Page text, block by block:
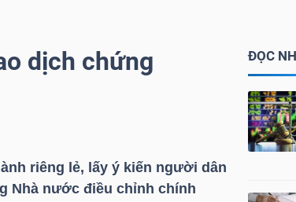
dịch chứng
riêng lẻ, lấy ý kiến người dân
Nhà nước điều chỉnh chính
ĐỌC